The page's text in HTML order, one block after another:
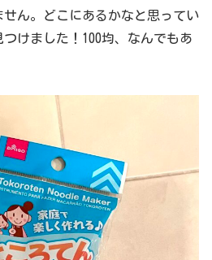
ん。どこにあるかなと思ってい
けました！100均、なんでもあ